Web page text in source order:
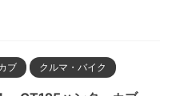
ブ クルマ・バイク